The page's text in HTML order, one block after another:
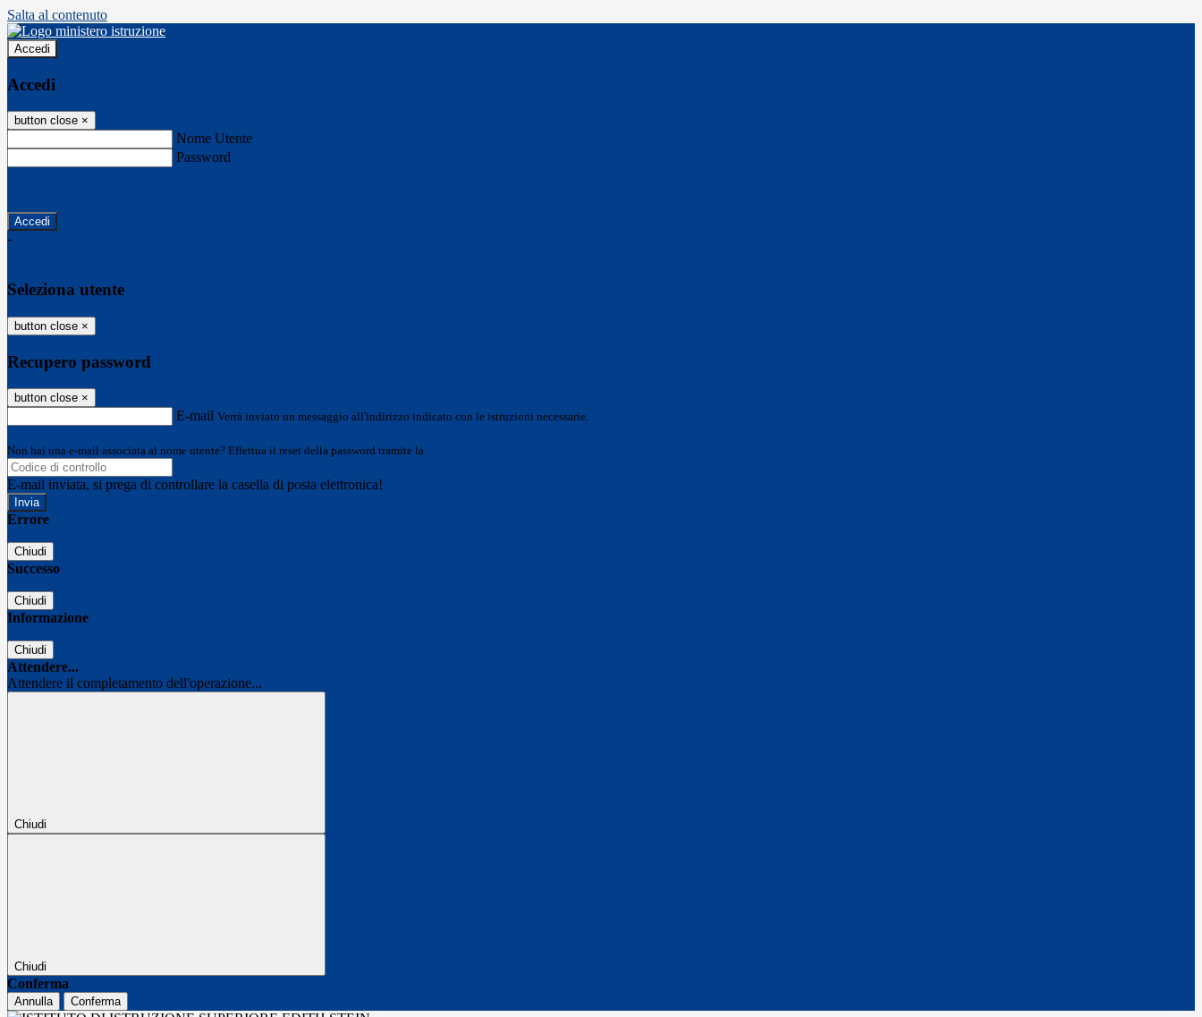
Salta al contenuto
Accedi
Accedi
button close ×
Nome Utente
Password
-
Seleziona utente
button close ×
Recupero password
button close ×
E-mail Verrà inviato un messaggio all'indirizzo indicato con le istruzioni necessarie.
Non hai una e-mail associata al nome utente? Effettua il reset della password tramite la
E-mail inviata, si prega di controllare la casella di posta elettronica!
Errore
Chiudi
Successo
Chiudi
Informazione
Chiudi
Attendere...
Attendere il completamento dell'operazione...
Chiudi
Chiudi
Conferma
Annulla Conferma